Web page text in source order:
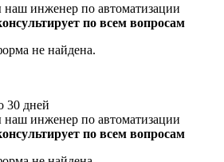
инженер по автоматизации
по всем вопросам
не найдена.
30 дней
инженер по автоматизации
по всем вопросам